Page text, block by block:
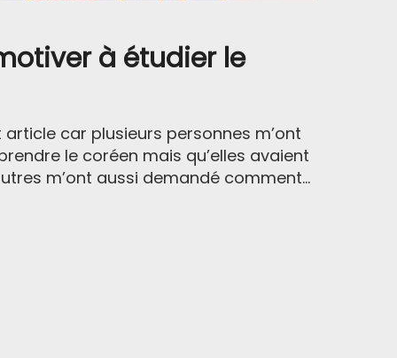
à étudier le
article car plusieurs personnes m’ont
le coréen mais qu’elles avaient
m’ont aussi demandé comment...